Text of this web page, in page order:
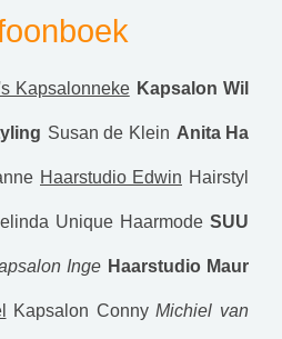
Kapsalonneke Kapsalon Wil
Susan de Klein Anita Ha
Haarstudio Edwin Hairstyl
Unique Haarmode SUU
Inge Haarstudio Maur
Kapsalon Conny Michiel van